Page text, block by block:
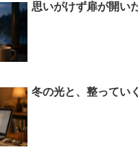
思いがけず扉が開い
冬の光と、整ってい